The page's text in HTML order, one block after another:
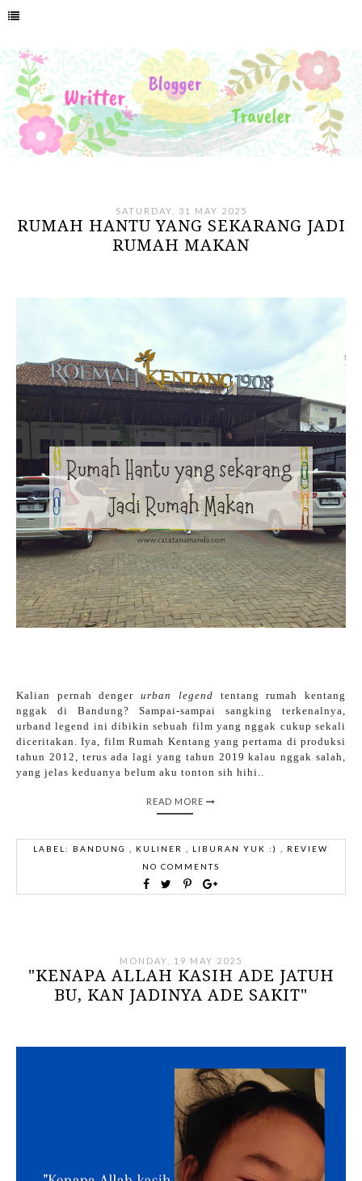
SATURDAY, 31 MAY 2025
RUMAH HANTU YANG SEKARANG JADI
RUMAH MAKAN
Kalian pernah dengerurban legend tentang rumah kentang
nggak di Bandung? Sampai-sampai sangking terkenalnya,
urband legend ini dibikin sebuah film yang nggak cukup sekali
diceritakan. Iya, film Rumah Kentang yang pertama di produksi
tahun 2012, terus ada lagi yang tahun 2019 kalau nggak salah,
yang jelas keduanya belum aku tonton sih hihi..
READ MORE
LABEL: BANDUNG KULINER LIBURAN YUK :)
REVIEW
NO COMMENTS
MONDAY, 19 MAY 2025
"KENAPA ALLAH KASIH ADE JATUH
BU, KAN JADINYA ADE SAKIT"